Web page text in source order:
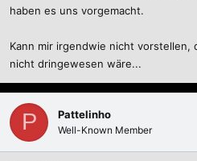
haben es uns vorgemacht.
Kann mir irgendwie nicht vorstellen,
nicht dringewesen wäre...
P Pattelinho
Well-Known Member